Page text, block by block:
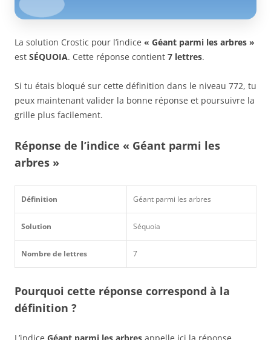
La solution Crostic pour l’indice « Géant parmi les arbres »
est SÉQUOIA. Cette réponse contient 7 lettres.
Si tu étais bloqué sur cette définition dans le niveau 772, tu
peux maintenant valider la bonne réponse et poursuivre la
grille plus facilement.
Réponse de l’indice « Géant parmi les
arbres »
Définition Géant parmi les arbres
Solution Séquoia
Nombre de lettres 7
Pourquoi cette réponse correspond à la
définition ?